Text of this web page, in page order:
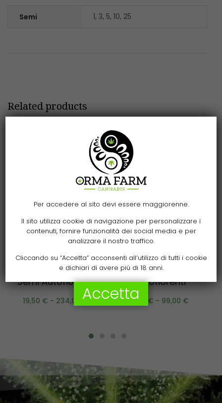
Semi 1, 3, 5, 10, 25
Related products
Tropical Zmoothie©
Semi Autofiorenti
19,50 € - 234,00 €
Amnesia Semi
Autofiorenti
9,50 € - 99,00 €
Per accedere al sito devi essere maggiorenne.
Il sito utilizza cookie di navigazione per personalizzare i
contenuti, fornire funzionalità dei social media e per
analizzare il nostro traffico.
Cliccando su “Accetta” acconsenti all’utilizzo di tutti i cookie
e dichiari di avere più di 18 anni.
Accetta